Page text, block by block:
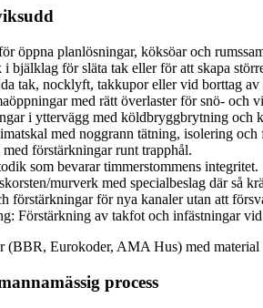
öppna planlösningar, köksöar och
för släta tak eller för att skapa
tak, nocklyft, takkupor eller vid borttag av
med rätt överlaster för snö- och
i yttervägg med köldbryggbrytning och
med noggrann tätning, isolering och
förstärkningar runt trapphål.
som bevarar timmerstommens integritet.
murverk med specialbeslag där så
för nya kanaler utan att
Förstärkning av takfot och infästningar
(BBR, Eurokoder, AMA Hus) med
process